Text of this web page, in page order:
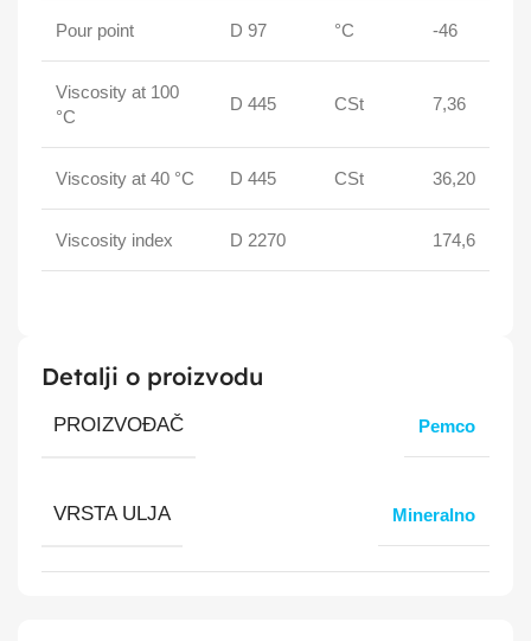
Pour point D 97 °C -46
Viscosity at 100
°C
D 445 CSt 7,36
Viscosity at 40 °C D 445 CSt 36,20
Viscosity index D 2270 174,6
Detalji o proizvodu
PROIZVOĐAČ Pemco
VRSTA ULJA Mineralno